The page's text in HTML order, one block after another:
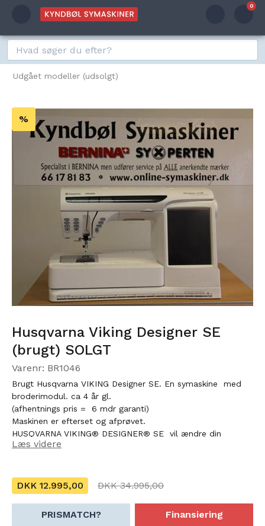
0
Udgået modeller (udsolgt)
%
Husqvarna Viking Designer SE
(brugt) SOLGT
Varenr: BR1046
Brugt Husqvarna VIKING Designer SE. En symaskine med
broderimodul. ca 4 år gl.
(afhentnings pris = 6 mdr garanti)
Maskinen er efterset og afprøvet.
HUSQVARNA VIKING® DESIGNER® SE vil ændre din
opfattelse af syning og broderi for altid. Den er designet og
samarbejde mellem ingeniører hos HUSQVARNA VIKING® i
Sverige og dygtige syentusiaster fra hele verden.
1.stk 100 X 100
Læs videre
DKK 12.995,00 DKK 34.995,00
PRISMATCH? Finansiering